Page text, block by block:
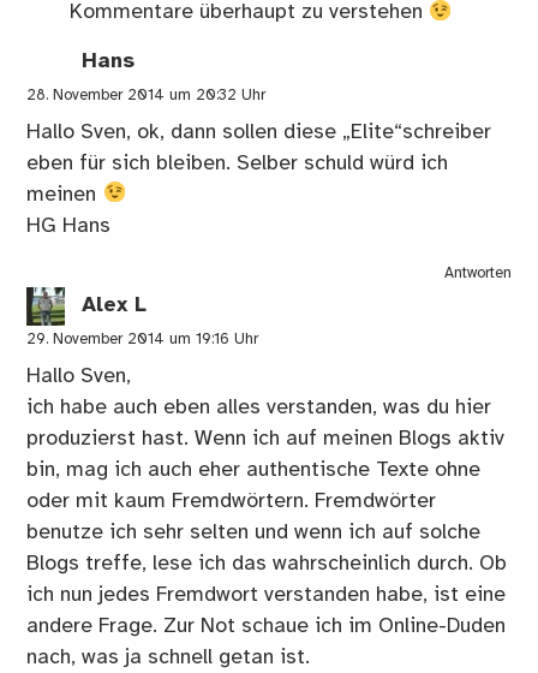
Kommentare überhaupt zu verstehen
Hans
28. November 2014 um 20:32 Uhr
Hallo Sven, ok, dann sollen diese „Elite“schreiber
eben für sich bleiben. Selber schuld würd ich
meinen
HG Hans
Antworten
Alex L
29. November 2014 um 19:16 Uhr
Hallo Sven,
ich habe auch eben alles verstanden, was du hier
produzierst hast. Wenn ich auf meinen Blogs aktiv
bin, mag ich auch eher authentische Texte ohne
oder mit kaum Fremdwörtern. Fremdwörter
benutze ich sehr selten und wenn ich auf solche
Blogs treffe, lese ich das wahrscheinlich durch. Ob
ich nun jedes Fremdwort verstanden habe, ist eine
andere Frage. Zur Not schaue ich im Online-Duden
nach, was ja schnell getan ist.